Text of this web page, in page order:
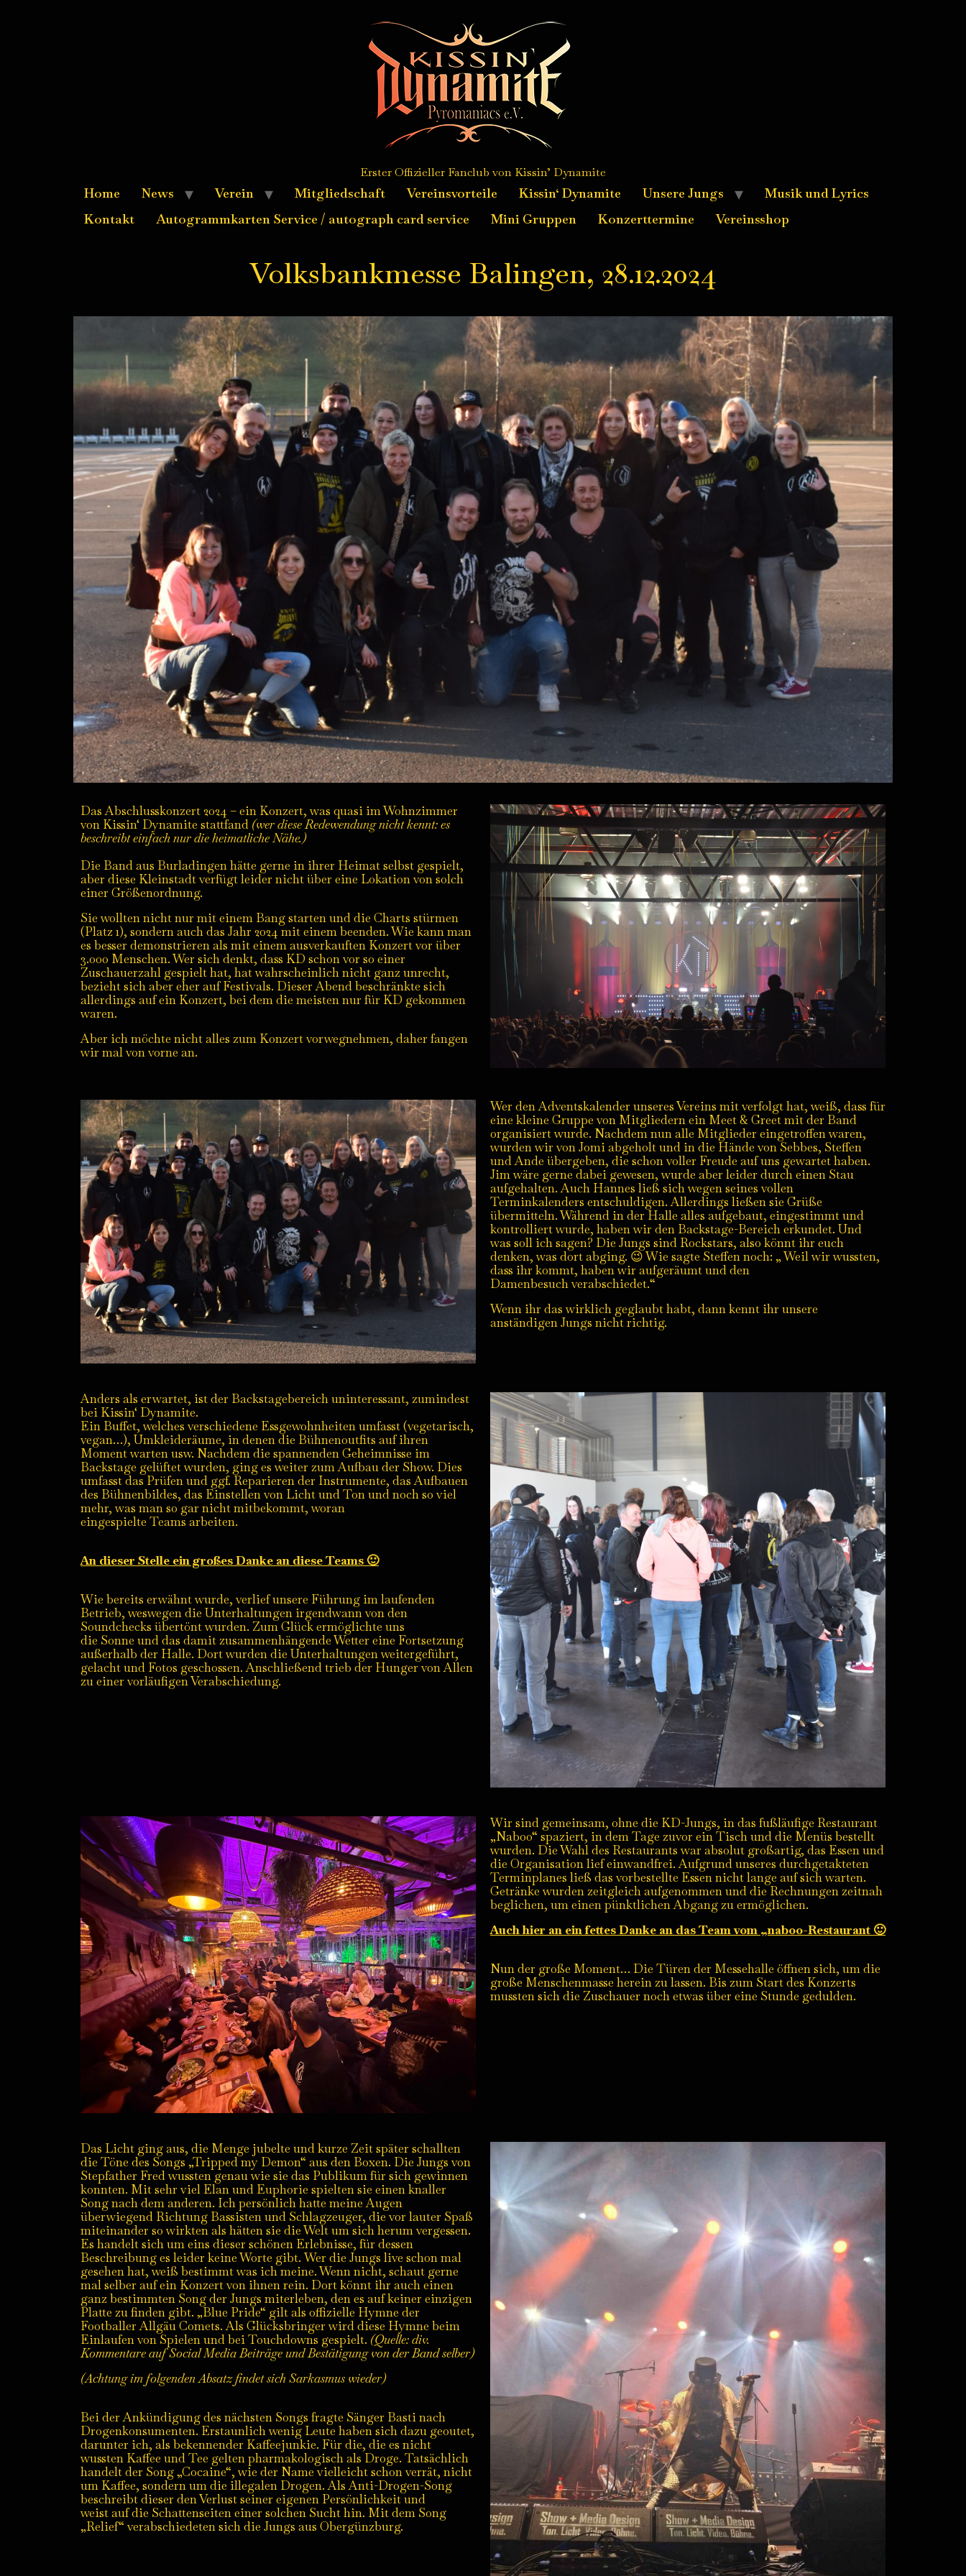
Erster Offizieller Fanclub von Kissin’ Dynamite
Home News Verein Mitgliedschaft Vereinsvorteile Kissin‘ Dynamite Unsere Jungs
Musik und Lyrics
Kontakt
Autogrammkarten Service / autograph card service Mini Gruppen Konzerttermine Vereinsshop
Volksbankmesse Balingen, 28.12.2024
Das Abschlusskonzert 2024 – ein Konzert, was quasi im Wohnzimmer
von Kissin‘ Dynamite stattfand (wer diese Redewendung nicht kennt: es
beschreibt einfach nur die heimatliche Nähe.)
Die Band aus Burladingen hätte gerne in ihrer Heimat selbst gespielt,
aber diese Kleinstadt verfügt leider nicht über eine Lokation von solch
einer Größenordnung.
Sie wollten nicht nur mit einem Bang starten und die Charts stürmen
(Platz 1), sondern auch das Jahr 2024 mit einem beenden. Wie kann man
es besser demonstrieren als mit einem ausverkauften Konzert vor über
3.000 Menschen. Wer sich denkt, dass KD schon vor so einer
Zuschauerzahl gespielt hat, hat wahrscheinlich nicht ganz unrecht,
bezieht sich aber eher auf Festivals. Dieser Abend beschränkte sich
allerdings auf ein Konzert, bei dem die meisten nur für KD gekommen
waren.
Aber ich möchte nicht alles zum Konzert vorwegnehmen, daher fangen
wir mal von vorne an.
Wer den Adventskalender unseres Vereins mit verfolgt hat, weiß, dass für
eine kleine Gruppe von Mitgliedern ein Meet & Greet mit der Band
organisiert wurde. Nachdem nun alle Mitglieder eingetroffen waren,
wurden wir von Jomi abgeholt und in die Hände von Sebbes, Steffen
und Ande übergeben, die schon voller Freude auf uns gewartet haben.
Jim wäre gerne dabei gewesen, wurde aber leider durch einen Stau
aufgehalten. Auch Hannes ließ sich wegen seines vollen
Terminkalenders entschuldigen. Allerdings ließen sie Grüße
übermitteln. Während in der Halle alles aufgebaut, eingestimmt und
kontrolliert wurde, haben wir den Backstage-Bereich erkundet. Und
was soll ich sagen? Die Jungs sind Rockstars, also könnt ihr euch
denken, was dort abging. 😉 Wie sagte Steffen noch: „ Weil wir wussten,
dass ihr kommt, haben wir aufgeräumt und den
Damenbesuch verabschiedet.“
Wenn ihr das wirklich geglaubt habt, dann kennt ihr unsere
anständigen Jungs nicht richtig.
Anders als erwartet, ist der Backstagebereich uninteressant, zumindest
bei Kissin‘ Dynamite.
Ein Buffet, welches verschiedene Essgewohnheiten umfasst (vegetarisch,
vegan…), Umkleideräume, in denen die Bühnenoutfits auf ihren
Moment warten usw. Nachdem die spannenden Geheimnisse im
Backstage gelüftet wurden, ging es weiter zum Aufbau der Show. Dies
umfasst das Prüfen und ggf. Reparieren der Instrumente, das Aufbauen
des Bühnenbildes, das Einstellen von Licht und Ton und noch so viel
mehr, was man so gar nicht mitbekommt, woran
eingespielte Teams arbeiten.
An dieser Stelle ein großes Danke an diese Teams 🙂
Wie bereits erwähnt wurde, verlief unsere Führung im laufenden
Betrieb, weswegen die Unterhaltungen irgendwann von den
Soundchecks übertönt wurden. Zum Glück ermöglichte uns
die Sonne und das damit zusammenhängende Wetter eine Fortsetzung
außerhalb der Halle. Dort wurden die Unterhaltungen weitergeführt,
gelacht und Fotos geschossen. Anschließend trieb der Hunger von Allen
zu einer vorläufigen Verabschiedung.
Wir sind gemeinsam, ohne die KD-Jungs, in das fußläufige Restaurant
„Naboo“ spaziert, in dem Tage zuvor ein Tisch und die Menüs bestellt
wurden. Die Wahl des Restaurants war absolut großartig, das Essen und
die Organisation lief einwandfrei. Aufgrund unseres durchgetakteten
Terminplanes ließ das vorbestellte Essen nicht lange auf sich warten.
Getränke wurden zeitgleich aufgenommen und die Rechnungen zeitnah
beglichen, um einen pünktlichen Abgang zu ermöglichen.
Auch hier an ein fettes Danke an das Team vom „naboo-Restaurant 🙂
Nun der große Moment… Die Türen der Messehalle öffnen sich, um die
große Menschenmasse herein zu lassen. Bis zum Start des Konzerts
mussten sich die Zuschauer noch etwas über eine Stunde gedulden.
Das Licht ging aus, die Menge jubelte und kurze Zeit später schallten
die Töne des Songs „Tripped my Demon“ aus den Boxen. Die Jungs von
Stepfather Fred wussten genau wie sie das Publikum für sich gewinnen
konnten. Mit sehr viel Elan und Euphorie spielten sie einen knaller
Song nach dem anderen. Ich persönlich hatte meine Augen
überwiegend Richtung Bassisten und Schlagzeuger, die vor lauter Spaß
miteinander so wirkten als hätten sie die Welt um sich herum vergessen.
Es handelt sich um eins dieser schönen Erlebnisse, für dessen
Beschreibung es leider keine Worte gibt. Wer die Jungs live schon mal
gesehen hat, weiß bestimmt was ich meine. Wenn nicht, schaut gerne
mal selber auf ein Konzert von ihnen rein. Dort könnt ihr auch einen
ganz bestimmten Song der Jungs miterleben, den es auf keiner einzigen
Platte zu finden gibt. „Blue Pride“ gilt als offizielle Hymne der
Footballer Allgäu Comets. Als Glücksbringer wird diese Hymne beim
Einlaufen von Spielen und bei Touchdowns gespielt. (Quelle: div.
Kommentare auf Social Media Beiträge und Bestätigung von der Band selber)
(Achtung im folgenden Absatz findet sich Sarkasmus wieder)
Bei der Ankündigung des nächsten Songs fragte Sänger Basti nach
Drogenkonsumenten. Erstaunlich wenig Leute haben sich dazu geoutet,
darunter ich, als bekennender Kaffeejunkie. Für die, die es nicht
wussten Kaffee und Tee gelten pharmakologisch als Droge. Tatsächlich
handelt der Song „Cocaine“, wie der Name vielleicht schon verrät, nicht
um Kaffee, sondern um die illegalen Drogen. Als Anti-Drogen-Song
beschreibt dieser den Verlust seiner eigenen Persönlichkeit und
weist auf die Schattenseiten einer solchen Sucht hin. Mit dem Song
„Relief“ verabschiedeten sich die Jungs aus Obergünzburg.